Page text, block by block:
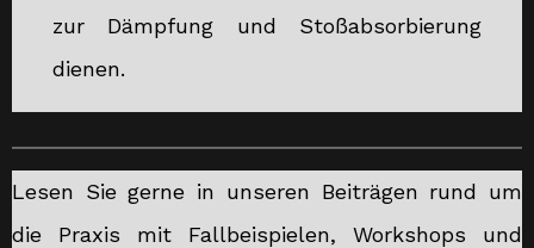
zur Dämpfung und Stoßabsorbierung
dienen.
Lesen Sie gerne in unseren Beiträgen rund um
die Praxis mit Fallbeispielen, Workshops und